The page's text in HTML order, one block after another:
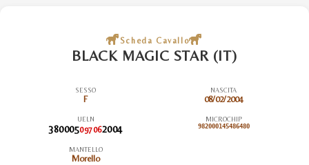
Scheda Cavallo
BLACK MAGIC STAR (IT)
SESSO
F
NASCITA
08/02/2004
UELN
380005097062004
MICROCHIP
982000145486480
MANTELLO
Morello